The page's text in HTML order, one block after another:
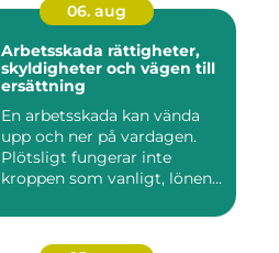
06. aug
Arbetsskada rättigheter,
skyldigheter och vägen till
ersättning
En arbetsskada kan vända
upp och ner på vardagen.
Plötsligt fungerar inte
kroppen som vanligt, lönen...